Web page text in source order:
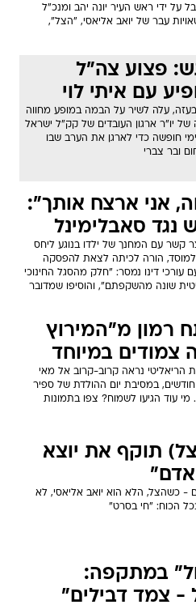
על ידי ראש העיר יונה יהב ומנכ"ל
עבר של יואב אליאסי, "הצל",
פצוע צה"ל
עם איתי לוי
עלה לשיר על הבמה במופע מחווה
של יו"ר ארגון העובדים של קק"ל ישראל
חופשה כדי לארגן את הערב שבו
ובר צברי
אני ארצח אותך":
נגד סאבלימינל
קשר עם המחנך של ילדו בנוגע ליחס
הורה לכיתה לצאת להפסקה
עורכי דינו נמסר: "חלק מהסגל החינוכי
שונה מהשקפתם", והוסיפו שמדובר
רמון מ"המירוץ
צמודים במיוחד
הריאליטי נראה קרוב-קרוב אל מאי
במסיבת יום ההולדת של ספיר
מי עוד הגיעו לשמוח? צפו בתמונות
תוקף את יוצא
אדם"
כשהצל, הלא הוא יואב אליאסי, לא
הכוח: "חי בסרט"
במתקפה:
- צמד דבילים"